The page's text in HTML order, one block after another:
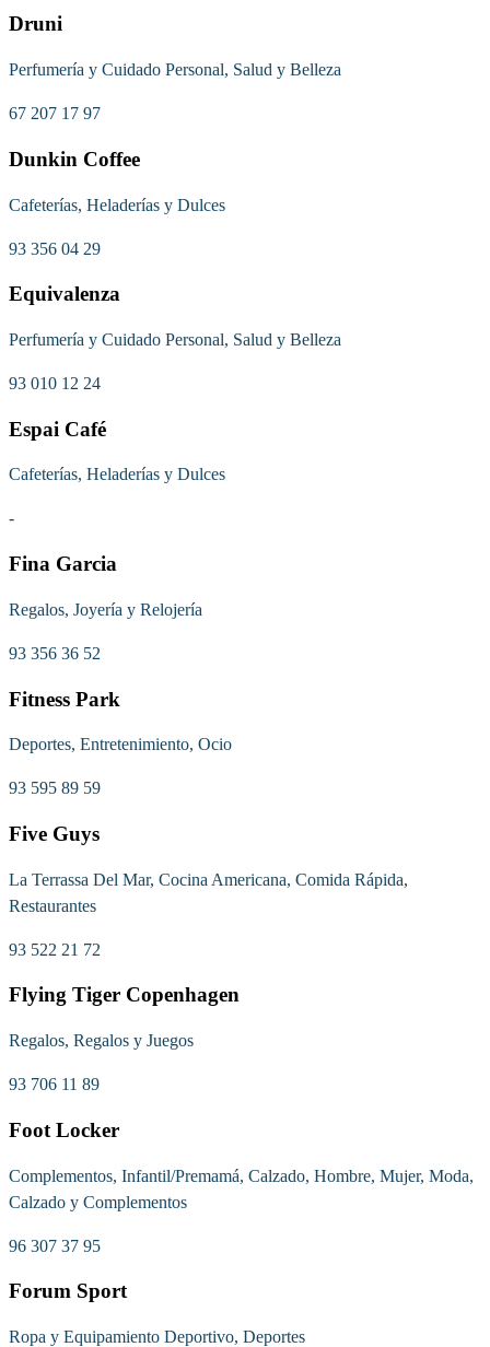
Druni
Perfumería y Cuidado Personal, Salud y Belleza
67 207 17 97
Dunkin Coffee
Cafeterías, Heladerías y Dulces
93 356 04 29
Equivalenza
Perfumería y Cuidado Personal, Salud y Belleza
93 010 12 24
Espai Café
Cafeterías, Heladerías y Dulces
-
Fina Garcia
Regalos, Joyería y Relojería
93 356 36 52
Fitness Park
Deportes, Entretenimiento, Ocio
93 595 89 59
Five Guys
La Terrassa Del Mar, Cocina Americana, Comida Rápida,
Restaurantes
93 522 21 72
Flying Tiger Copenhagen
Regalos, Regalos y Juegos
93 706 11 89
Foot Locker
Complementos, Infantil/Premamá, Calzado, Hombre, Mujer, Moda,
Calzado y Complementos
96 307 37 95
Forum Sport
Ropa y Equipamiento Deportivo, Deportes